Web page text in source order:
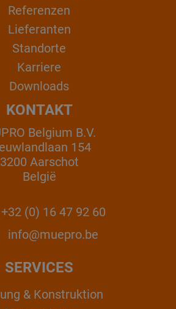
Referenzen
Lieferanten
Standorte
Karriere
Downloads
KONTAKT
Belgium B.V.
154
3200 Aarschot
België
+32 (0) 16 47 92 60
info@muepro.be
SERVICES
& Konstruktion